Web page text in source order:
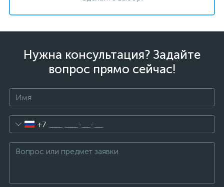
Нужна консультация? Задайте
вопрос прямо сейчас!
+7